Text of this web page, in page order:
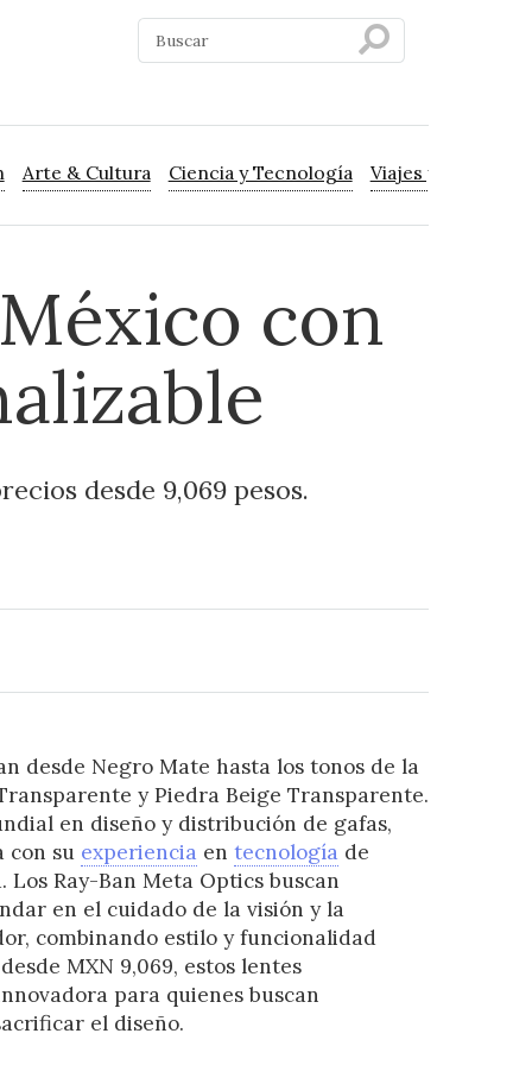
Arte & Cultura Ciencia y Tecnología Viajes y Turismo
con
desde 9,069 pesos.
desde Negro Mate hasta los tonos de la
y Piedra Beige Transparente.
en diseño y distribución de gafas,
con su experiencia en tecnología de
Ray-Ban Meta Optics buscan
en el cuidado de la visión y la
combinando estilo y funcionalidad
MXN 9,069, estos lentes
para quienes buscan
el diseño.